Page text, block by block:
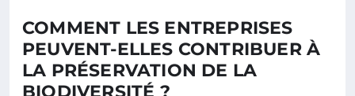
COMMENT LES ENTREPRISES
PEUVENT-ELLES CONTRIBUER À
LA PRÉSERVATION DE LA
BIODIVERSITÉ ?